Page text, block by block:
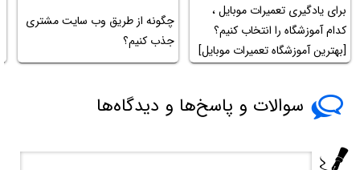
برای یادگیری تعمیرات موبایل ،
کدام آموزشگاه را انتخاب کنیم؟
[بهترین آموزشگاه تعمیرات موبایل]
چگونه از طریق وب سایت مشتری
جذب کنیم؟
سوالات و پاسخ‌ها و دیدگاه‌ها